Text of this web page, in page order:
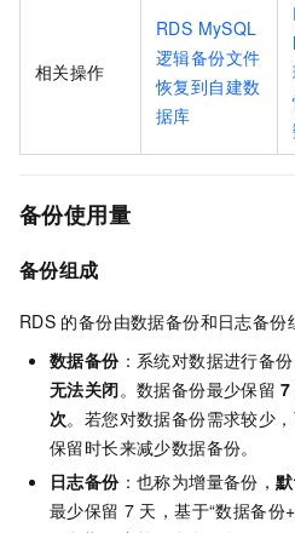
相关操作
RDS MySQL
逻辑备份文件
恢复到自建数
据库
备份使用量
备份组成
RDS 的备份由数据备份和日志备份
数据备份：系统对数据进行备份
无法关闭。数据备份最少保留 7
次。若您对数据备份需求较少
保留时长来减少数据备份。
日志备份：也称为增量备份，
最少保留 7 天，基于“数据备份